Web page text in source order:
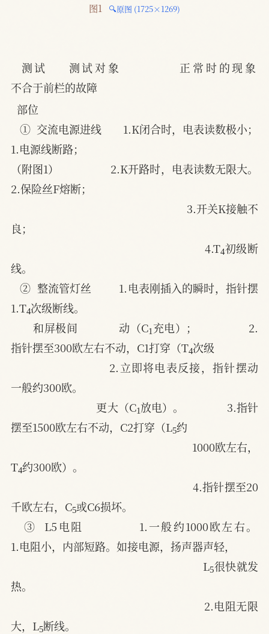
图1 🔍原图 (1725×1269)
测试    测试对象           正常时的现象
不合于前栏的故障
部位
①  交流电源进线       1.K闭合时，电表读数极小；
1.电源线断路；
（附图1）                 2.K开路时，电表读数无限大。
2.保险丝F熔断；
3.开关K接触不
良；
4.T 4
初级断
线。
②  整流管灯丝         1.电表刚插入的瞬时，指针摆
1.T4次级断线。
和屏极间             动（C 充电）；                2.
指针摆至300欧左右不动，C1打穿（T4 次级
2.立即将电表反接，指针摆动
一般约300欧。
更大（C 放电）。              3.指针
摆至1500欧左右不动，C2打穿（L5约
1000欧左右，
T 4
约300欧）。
4.指针摆至20
千欧左右，C 或C6损坏。
③  L5电阻             1.一般约1000欧左右。
1.电阻小，内部短路。如接电源，扬声器声轻，
L 5
很快就发
热。
2.电阻无限
大，L 5断线。